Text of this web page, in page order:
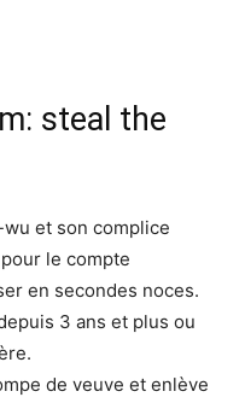
steal the
et son complice
le compte
en secondes noces.
3 ans et plus ou
de veuve et enlève